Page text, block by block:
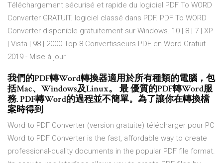
Téléchargement sécurisé et rapide du logiciel PDF To WORD
Converter GRATUIT. logiciel classé dans PDF. PDF To WORD
Converter disponible gratuitement sur Windows. 10 | 8 | 7 | XP
| Vista | 98 | 2000 Top 8 Convertisseurs PDF en Word Gratuit
2019 - Mise à jour
我們的PDF轉Word轉換器適用於所有種類的電腦，包
括Mac、Windows及Linux。 最 優質的PDF轉Word服
務. PDF轉Word的過程並不簡單。為了讓你在轉換檔
案時得到
Word to PDF Converter (version gratuite) télécharger pour PC
Word to PDF Converter is the fast, affordable way to create
professional-quality documents in the popular PDF file format.